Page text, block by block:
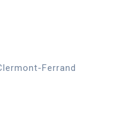
Ferrand